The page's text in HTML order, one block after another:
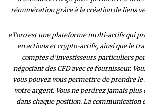
rémunération grâce à la création de liens
eToro est une plateforme multi-actifs qui
en actions et crypto-actifs, ainsi que le
comptes d’investisseurs particuliers
négociant des CFD avec ce fournisseur.
vous pouvez vous permettre de prendre
votre argent. Vous ne perdrez jamais
dans chaque position. La communication